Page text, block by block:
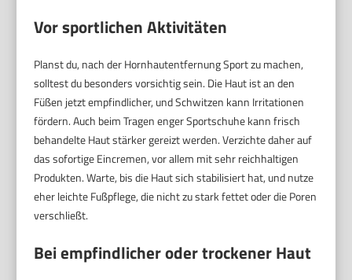
Vor sportlichen Aktivitäten
Planst du, nach der Hornhautentfernung Sport zu machen,
solltest du besonders vorsichtig sein. Die Haut ist an den
Füßen jetzt empfindlicher, und Schwitzen kann Irritationen
fördern. Auch beim Tragen enger Sportschuhe kann frisch
behandelte Haut stärker gereizt werden. Verzichte daher auf
das sofortige Eincremen, vor allem mit sehr reichhaltigen
Produkten. Warte, bis die Haut sich stabilisiert hat, und nutze
eher leichte Fußpflege, die nicht zu stark fettet oder die Poren
verschließt.
Bei empfindlicher oder trockener Haut